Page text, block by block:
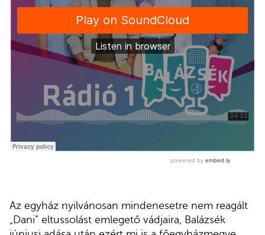
Az egyház nyilvánosan mindenesetre nem reagált
„Dani” eltussolást emlegető vádjaira, Balázsék